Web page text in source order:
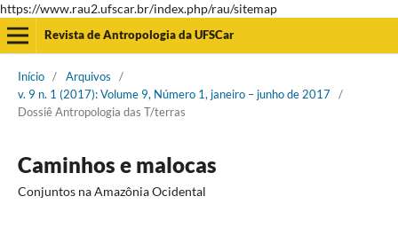
https://www.rau2.ufscar.br/index.php/rau/sitemap
Revista de Antropologia da UFSCar
Início / Arquivos
/
v. 9 n. 1 (2017): Volume 9, Número 1, janeiro – junho de 2017
/
Dossiê Antropologia das T/terras
Caminhos e malocas
Conjuntos na Amazônia Ocidental